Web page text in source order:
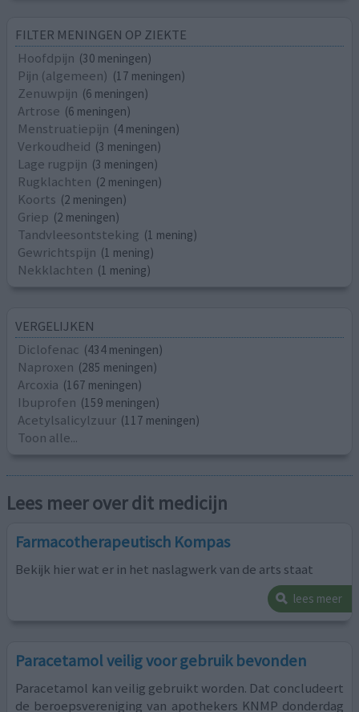
FILTER MENINGEN OP ZIEKTE
Hoofdpijn (30 meningen)
Pijn (algemeen) (17 meningen)
Zenuwpijn (6 meningen)
Artrose (6 meningen)
Menstruatiepijn (4 meningen)
Verkoudheid (3 meningen)
Lage rugpijn (3 meningen)
Rugklachten (2 meningen)
Koorts (2 meningen)
Griep (2 meningen)
Tandvleesontsteking (1 mening)
Gewrichtspijn (1 mening)
Nekklachten (1 mening)
VERGELIJKEN
Diclofenac (434 meningen)
Naproxen (285 meningen)
Arcoxia (167 meningen)
Ibuprofen (159 meningen)
Acetylsalicylzuur (117 meningen)
Toon alle...
Lees meer over dit medicijn
Farmacotherapeutisch Kompas
Bekijk hier wat er in het naslagwerk van de arts staat
lees meer
Paracetamol veilig voor gebruik bevonden
Paracetamol kan veilig gebruikt worden. Dat concludeert
de beroepsvereniging van apothekers KNMP donderdag